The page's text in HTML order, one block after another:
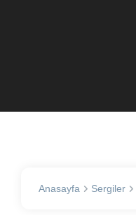
Anasayfa Sergiler